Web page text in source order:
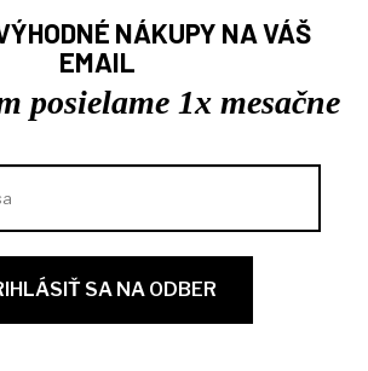
NÁKUPY NA VÁŠ
EMAIL
posielame 1x mesačne